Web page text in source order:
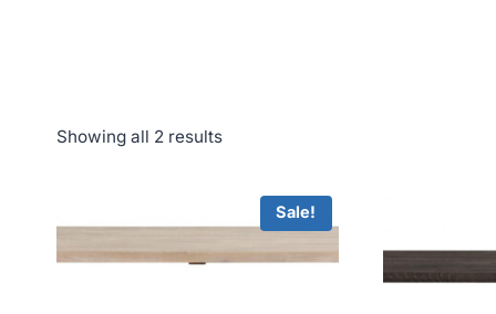
Showing all 2 results
Sale!